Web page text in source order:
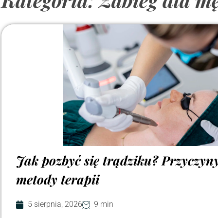
Jak pozbyć się trądziku?
metody terapii
5 sierpnia, 2026 9 min